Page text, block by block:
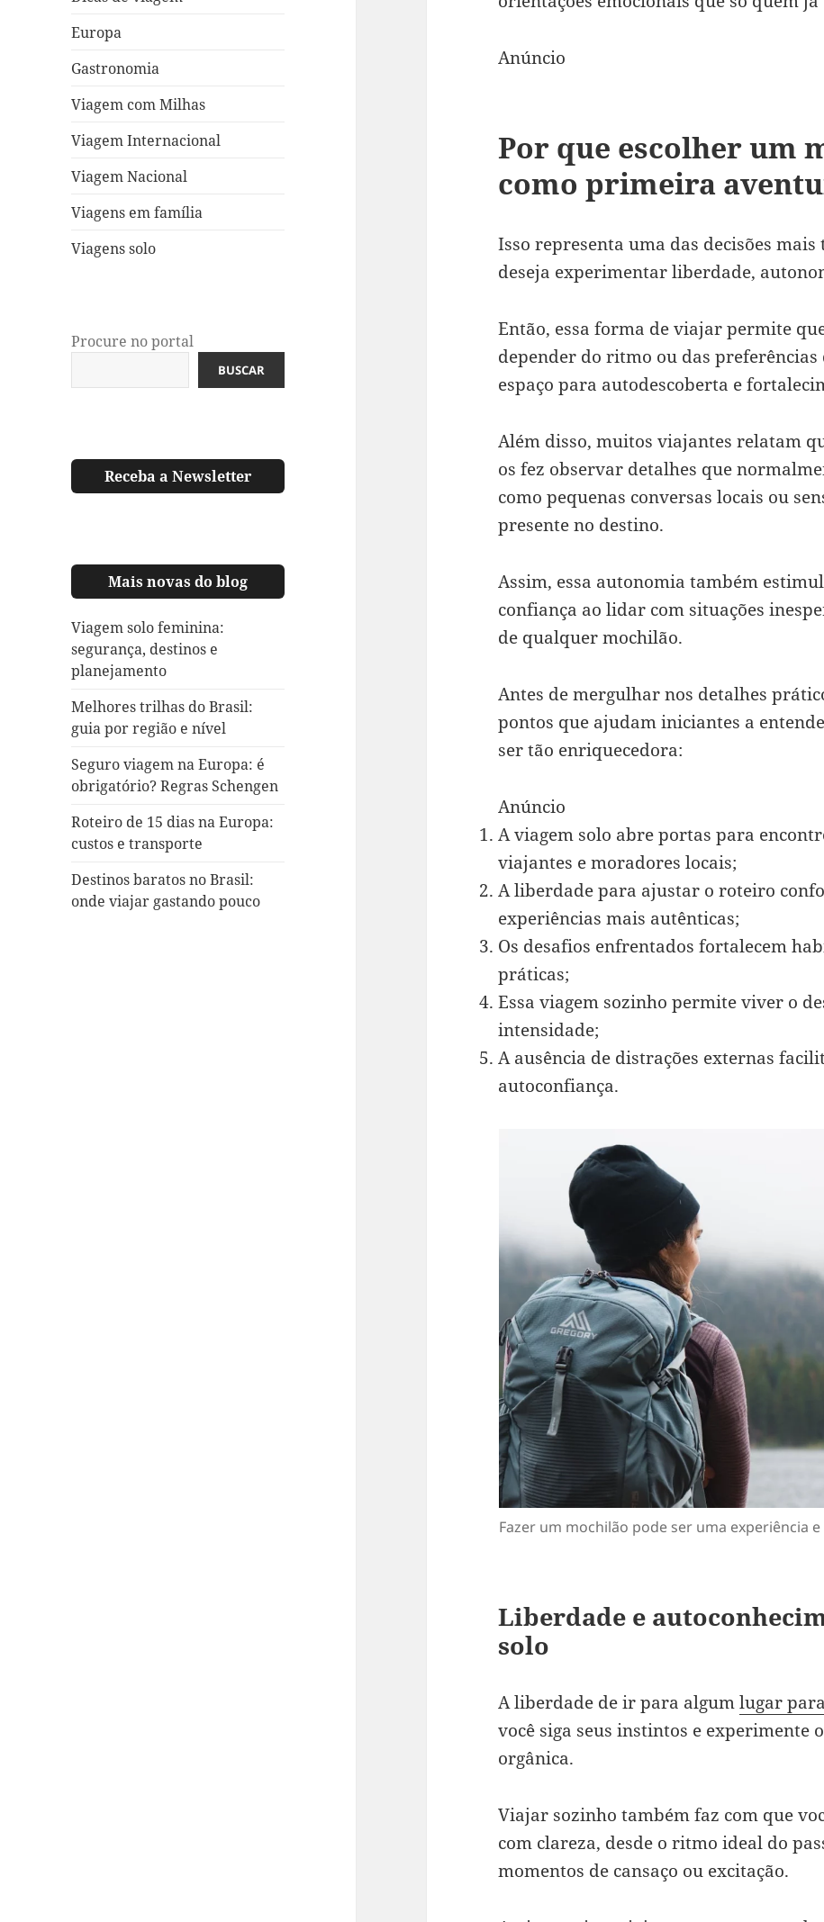
Europa
Gastronomia
Viagem com Milhas
Viagem Internacional
Viagem Nacional
Viagens em família
Viagens solo
Procure no portal
BUSCAR
Receba a Newsletter
Mais novas do blog
Viagem solo feminina:
segurança, destinos e
planejamento
Melhores trilhas do Brasil:
guia por região e nível
Seguro viagem na Europa: é
obrigatório? Regras Schengen
Roteiro de 15 dias na Europa:
custos e transporte
Destinos baratos no Brasil:
onde viajar gastando pouco
Anúncio
Por que escolher um
como primeira
Isso representa uma das decisões
deseja experimentar liberdade,
Então, essa forma de viajar permite
depender do ritmo ou das preferências
espaço para autodescoberta e
Além disso, muitos viajantes relatam
os fez observar detalhes que
como pequenas conversas locais ou
presente no destino.
Assim, essa autonomia também
confiança ao lidar com situações
de qualquer mochilão.
Antes de mergulhar nos detalhes
pontos que ajudam iniciantes a
ser tão enriquecedora:
Anúncio
A viagem solo abre portas para
viajantes e moradores locais;
A liberdade para ajustar o roteiro
experiências mais autênticas;
Os desafios enfrentados fortalecem
práticas;
Essa viagem sozinho permite viver o
intensidade;
A ausência de distrações externas
autoconfiança.
Fazer um mochilão pode ser uma experiência
Liberdade e
solo
A liberdade de ir para algumlugar
você siga seus instintos e experimente
orgânica.
Viajar sozinho também faz com que
com clareza, desde o ritmo ideal do
momentos de cansaço ou excitação.